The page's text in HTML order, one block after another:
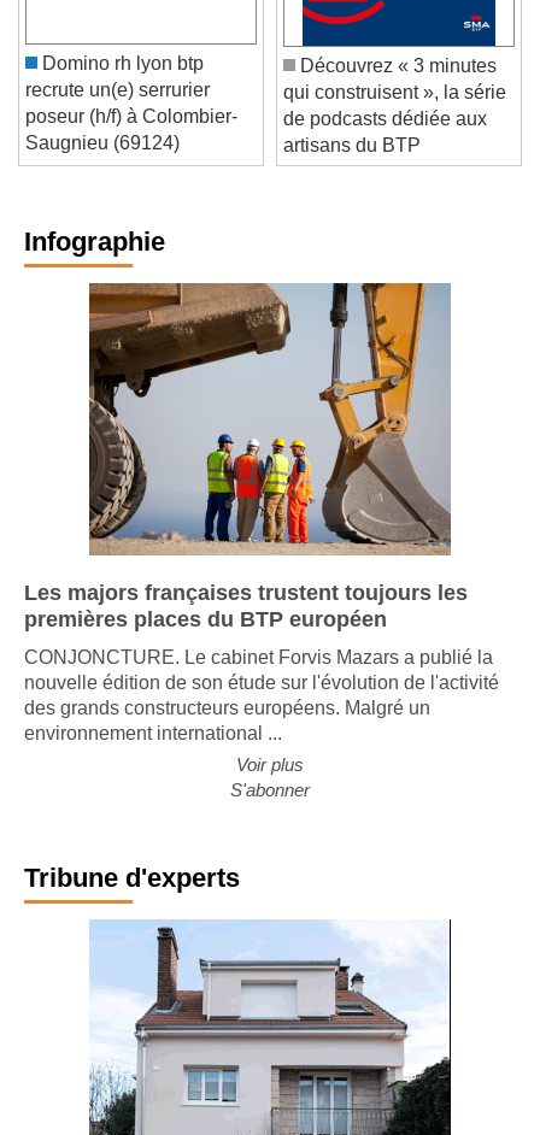
Domino rh lyon btp
recrute un(e) serrurier
poseur (h/f) à Colombier-
Saugnieu (69124)
Découvrez « 3 minutes
qui construisent », la série
de podcasts dédiée aux
artisans du BTP
Infographie
Les majors françaises trustent toujours les
premières places du BTP européen
CONJONCTURE. Le cabinet Forvis Mazars a publié la
nouvelle édition de son étude sur l'évolution de l'activité
des grands constructeurs européens. Malgré un
Voir plus
Tribune d'experts